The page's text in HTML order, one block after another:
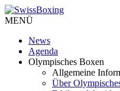
MENÜ
News
Agenda
Olympisches Boxen
Allgemeine
Über